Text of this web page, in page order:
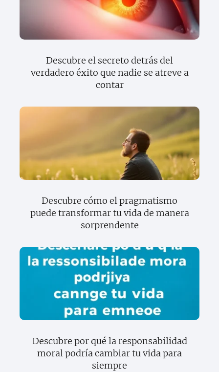
Descubre el secreto detrás del
verdadero éxito que nadie se atreve a
contar
Descubre cómo el pragmatismo
puede transformar tu vida de manera
sorprendente
Descubre por qué la responsabilidad
moral podría cambiar tu vida para
siempre